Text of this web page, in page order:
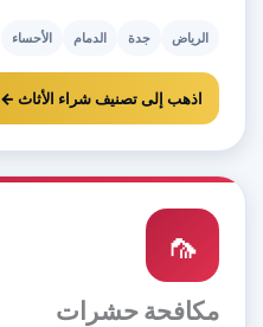
الرياض جدة الدمام الأحساء
اذهب إلى تصنيف شراء الأثاث ←
🦟
مكافحة حشرات